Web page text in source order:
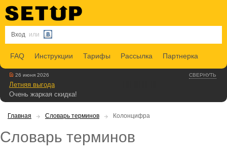
Вход или
FAQ Инструкции Тарифы Рассылка Партнерка
СВЕРНУТЬ
26 июня 2026
Летняя выгода
Очень жаркая скидка!
Главная Словарь терминов Колонцифра
Словарь терминов